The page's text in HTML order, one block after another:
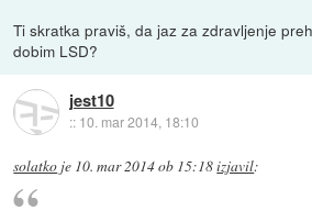
Ti skratka praviš, da jaz za zdravljenje
dobim LSD?
jest10
:: 10. mar 2014, 18:10
solatko je 10. mar 2014 ob 15:18izjavil: